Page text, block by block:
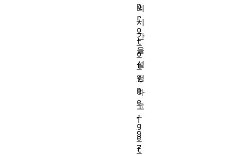
의
시
간
을
설
정
하
고
1
9
7
p
r
o
t
o
t
y
p
e
.
g
e
t